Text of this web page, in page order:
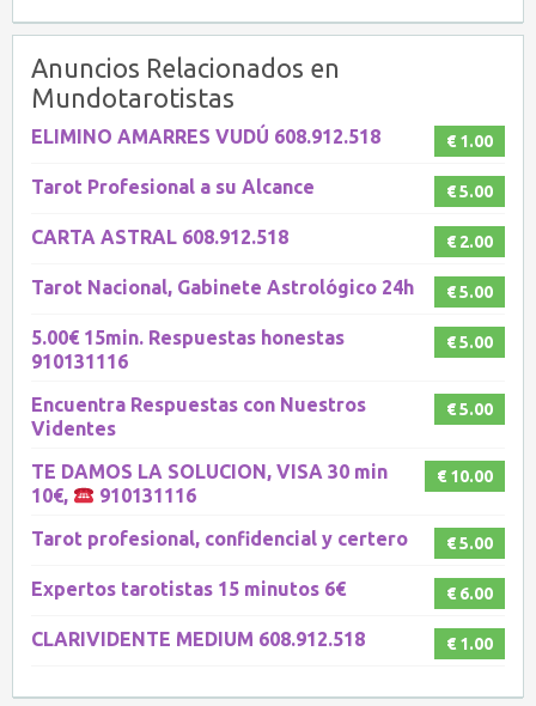
Anuncios Relacionados en
Mundotarotistas
€ 1.00
ELIMINO AMARRES VUDÚ 608.912.518
€ 5.00
Tarot Profesional a su Alcance
€ 2.00
CARTA ASTRAL 608.912.518
€ 5.00
Tarot Nacional, Gabinete Astrológico 24h
€ 5.00
5.00€ 15min. Respuestas honestas
910131116
€ 5.00
Encuentra Respuestas con Nuestros
Videntes
€ 10.00
TE DAMOS LA SOLUCION, VISA 30 min
10€,
910131116
€ 5.00
Tarot profesional, confidencial y certero
€ 6.00
Expertos tarotistas 15 minutos 6€
€ 1.00
CLARIVIDENTE MEDIUM 608.912.518